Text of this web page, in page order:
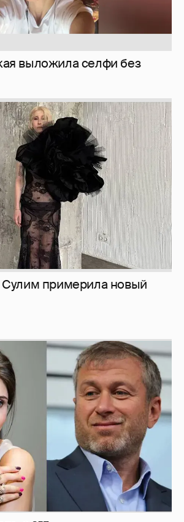
Сулим примерила новый
357